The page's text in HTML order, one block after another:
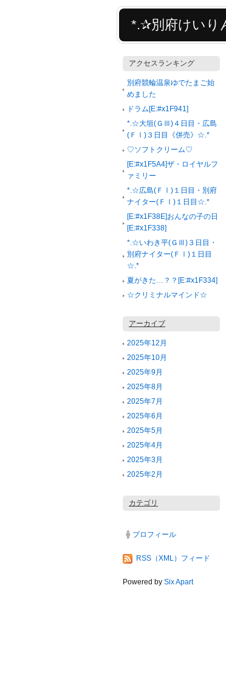
*.✰別府けいり
アクセスランキング
別府競輪温泉ゆでたまご始
めました
ドラム[E:#x1F941]
*.☆大垣(ＧⅢ)４日目・広島
(ＦⅠ)３日目《併売》☆.*
♡ソフトクリーム♡
[E:#x1F5A4]ザ・ロイヤルフ
ァミリー
*.☆広島(ＦⅠ)１日目・別府
ナイター(ＦⅠ)１日目☆.*
[E:#x1F38E]おんなの子の日
[E:#x1F338]
*.☆いわき平(ＧⅢ)３日目・
別府ナイター(ＦⅠ)１日目
☆.*
夏がきた…？？[E:#x1F334]
☆クリミナルマインド☆
アーカイブ
2025年12月
2025年10月
2025年9月
2025年8月
2025年7月
2025年6月
2025年5月
2025年4月
2025年3月
2025年2月
カテゴリ
プロフィール
RSS（XML）フィード
Powered by Six Apart